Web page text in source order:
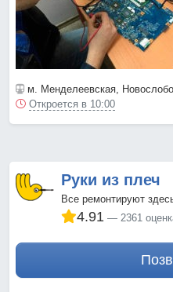
м. Менделеевская,
Откроется в 10:00
Руки из плеч
Все ремонтируют
4.91 2361